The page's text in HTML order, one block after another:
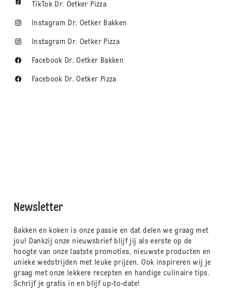
TikTok Dr. Oetker Pizza
Instagram Dr. Oetker Bakken
Instagram Dr. Oetker Pizza
Facebook Dr. Oetker Bakken
Facebook Dr. Oetker Pizza
Newsletter
Bakken en koken is onze passie en dat delen we graag met
jou! Dankzij onze nieuwsbrief blijf jij als eerste op de
hoogte van onze laatste promoties, nieuwste producten en
unieke wedstrijden met leuke prijzen. Ook inspireren wij je
graag met onze lekkere recepten en handige culinaire tips.
Schrijf je gratis in en blijf up-to-date!